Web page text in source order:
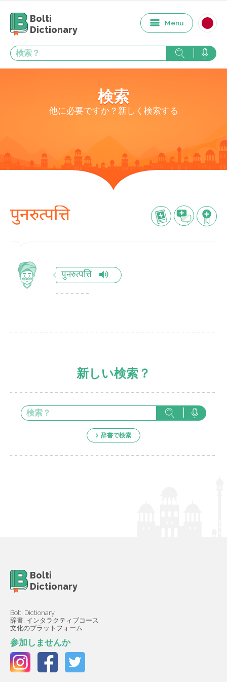
Bolti
Dictionary
Menu
検索
他に必要ですか？新しく検索する
पुनरुत्पत्ति
पुनरुत्पत्ति
新しい検索？
辞書で検索
Bolti
Dictionary
Bolti Dictionary,
辞書, インタラクティブコース
文化のプラットフォーム
参加しませんか